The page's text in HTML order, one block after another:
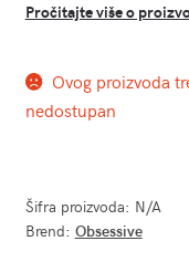
Pročitajte više o
Ovog proizvoda
nedostupan
Šifra proizvoda: N/A
Brend: Obsessive